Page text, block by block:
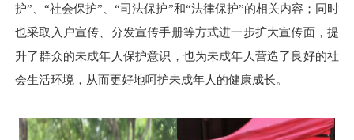
护”、“社会保护”、“司法保护”和“法律保护”的相关内容；同时
也采取入户宣传、分发宣传手册等方式进一步扩大宣传面，提
升了群众的未成年人保护意识，也为未成年人营造了良好的社
会生活环境，从而更好地呵护未成年人的健康成长。